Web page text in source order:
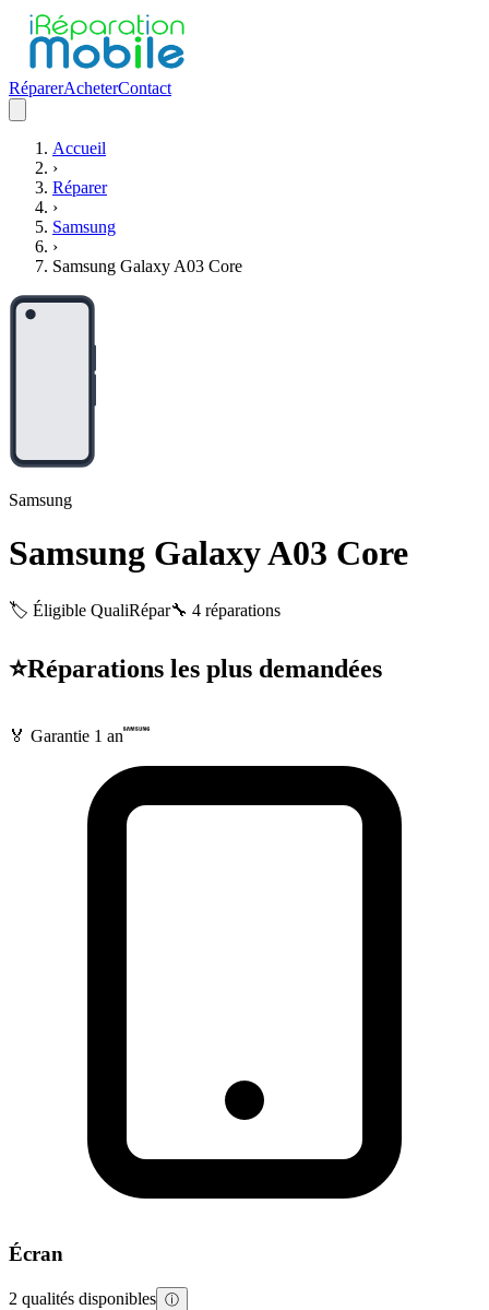
RéparerAcheterContact
Accueil
›
Réparer
›
Samsung
›
Samsung Galaxy A03 Core
Samsung
Samsung Galaxy A03 Core
🏷️ Éligible QualiRépar🔧 4 réparations
⭐Réparations les plus demandées
🏅 Garantie 1 an
Écran
2 qualités disponibles ⓘ